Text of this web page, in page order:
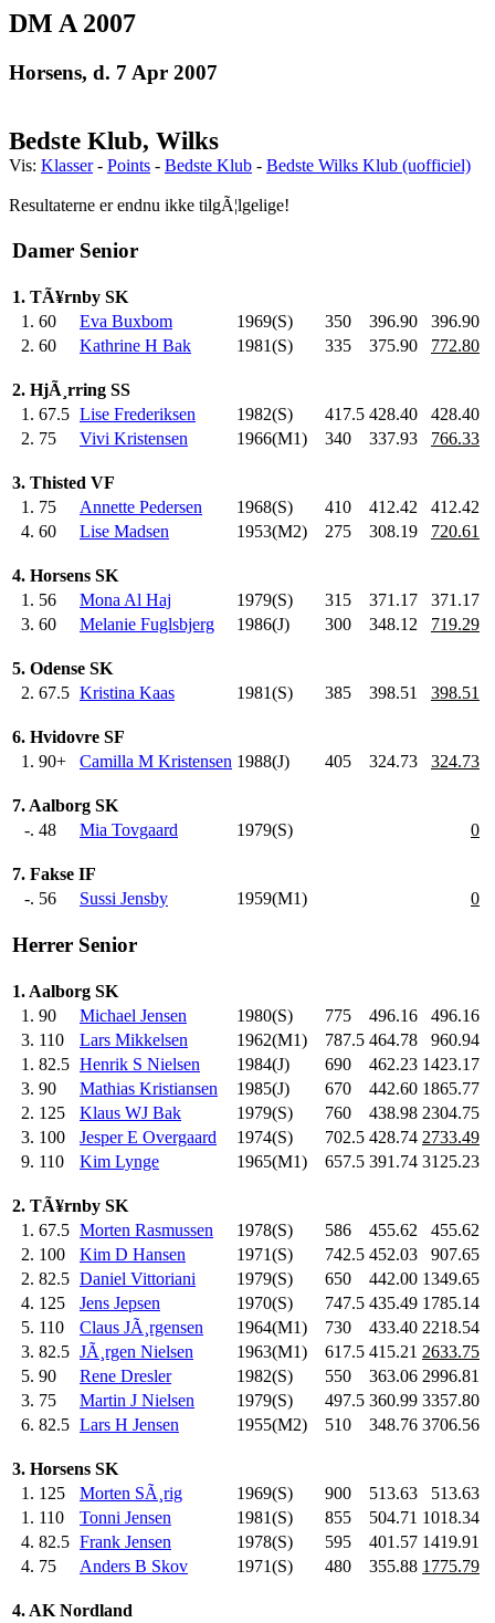
DM A 2007
Horsens, d. 7 Apr 2007
Bedste Klub, Wilks
Vis: Klasser- Points - Bedste Klub - Bedste Wilks Klub (uofficiel)
Resultaterne er endnu ikke tilgÃ¦lgelige!
Damer Senior
1. TÃ¥rnby SK
1. 60 Eva Buxbom 1969(S) 350 396.90
396.90
2. 60 Kathrine H Bak 1981(S) 335 375.90 772.80
2. HjÃ¸rring SS
1. 67.5 Lise Frederiksen 1982(S) 417.5 428.40
428.40
2. 75 Vivi Kristensen 1966(M1) 340 337.93 766.33
3. Thisted VF
1. 75 Annette Pedersen 1968(S) 410 412.42
412.42
4. 60 Lise Madsen 1953(M2) 275 308.19 720.61
4. Horsens SK
1. 56 Mona Al Haj 1979(S) 315 371.17
371.17
3. 60 Melanie Fuglsbjerg 1986(J) 300 348.12 719.29
5. Odense SK
2. 67.5 Kristina Kaas 1981(S) 385 398.51 398.51
6. Hvidovre SF
1. 90+ Camilla M Kristensen 1988(J) 405 324.73 324.73
7. Aalborg SK
-. 48 Mia Tovgaard 1979(S) 0
7. Fakse IF
-. 56 Sussi Jensby 1959(M1) 0
Herrer Senior
1. Aalborg SK
1. 90 Michael Jensen 1980(S) 775 496.16
496.16
3. 110 Lars Mikkelsen 1962(M1) 787.5 464.78
960.94
1. 82.5 Henrik S Nielsen 1984(J) 690 462.23 1423.17
3. 90 Mathias Kristiansen 1985(J) 670 442.60 1865.77
2. 125 Klaus WJ Bak 1979(S) 760 438.98 2304.75
3. 100 Jesper E Overgaard 1974(S) 702.5 428.74 2733.49
9. 110 Kim Lynge 1965(M1) 657.5 391.74 3125.23
2. TÃ¥rnby SK
1. 67.5 Morten Rasmussen 1978(S) 586 455.62
455.62
2. 100 Kim D Hansen 1971(S) 742.5 452.03
907.65
2. 82.5 Daniel Vittoriani 1979(S) 650 442.00 1349.65
4. 125 Jens Jepsen 1970(S) 747.5 435.49 1785.14
5. 110 Claus JÃ¸rgensen 1964(M1) 730 433.40 2218.54
3. 82.5 JÃ¸rgen Nielsen 1963(M1) 617.5 415.21 2633.75
5. 90 Rene Dresler 1982(S) 550 363.06 2996.81
3. 75 Martin J Nielsen 1979(S) 497.5 360.99 3357.80
6. 82.5 Lars H Jensen 1955(M2) 510 348.76 3706.56
3. Horsens SK
1. 125 Morten SÃ¸rig 1969(S) 900 513.63
513.63
1. 110 Tonni Jensen 1981(S) 855 504.71 1018.34
4. 82.5 Frank Jensen 1978(S) 595 401.57 1419.91
4. 75 Anders B Skov 1971(S) 480 355.88 1775.79
4. AK Nordland